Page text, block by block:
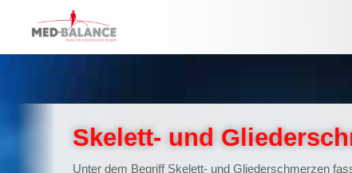
Skelett- und
Unter dem Begriff Skelett- und Gliederschmerzen